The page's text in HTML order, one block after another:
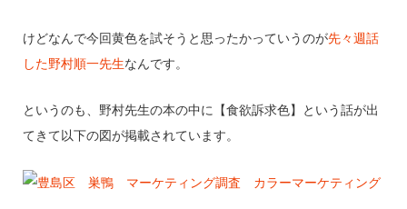
けどなんで今回黄色を試そうと思ったかっていうのが先々週話
した野村順一先生なんです。
というのも、野村先生の本の中に【食欲訴求色】という話が出
てきて以下の図が掲載されています。